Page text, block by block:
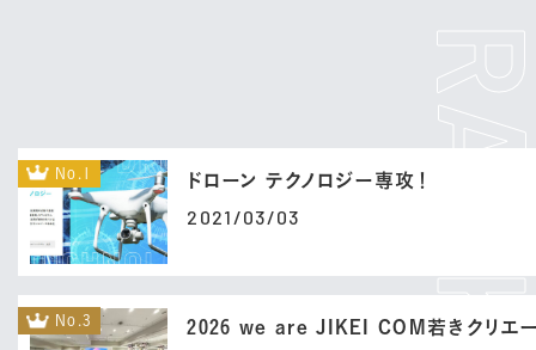
No.1 ドローン テクノロジー専攻！
2021/03/03
No.3 2026 we are JIKEI COM若きクリエ